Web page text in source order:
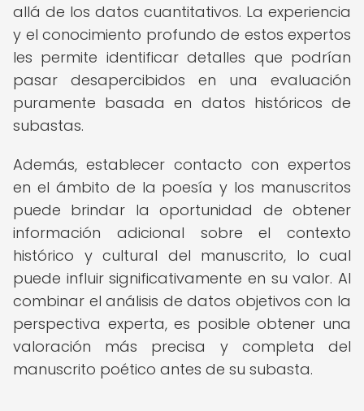
allá de los datos cuantitativos. La experiencia
y el conocimiento profundo de estos expertos
les permite identificar detalles que podrían
pasar desapercibidos en una evaluación
puramente basada en datos históricos de
subastas.
Además, establecer contacto con expertos
en el ámbito de la poesía y los manuscritos
puede brindar la oportunidad de obtener
información adicional sobre el contexto
histórico y cultural del manuscrito, lo cual
puede influir significativamente en su valor. Al
combinar el análisis de datos objetivos con la
perspectiva experta, es posible obtener una
valoración más precisa y completa del
manuscrito poético antes de su subasta.